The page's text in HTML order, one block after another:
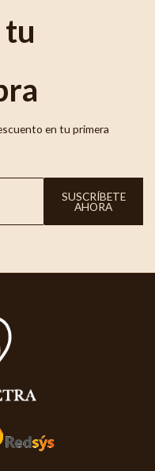
tu
en tu primera
SUSCRÍBETE
AHORA